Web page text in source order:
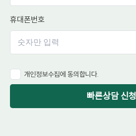
휴대폰번호
개인정보수집에 동의합니다.
빠른상담 신청